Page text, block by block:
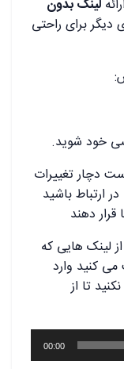
لینک بدون
دیگر برای راحتی
خود شوید.
دچار تغییرات
ارتباط باشید
دهند
لینک هایی که
کنید وارد
تا از
00:00